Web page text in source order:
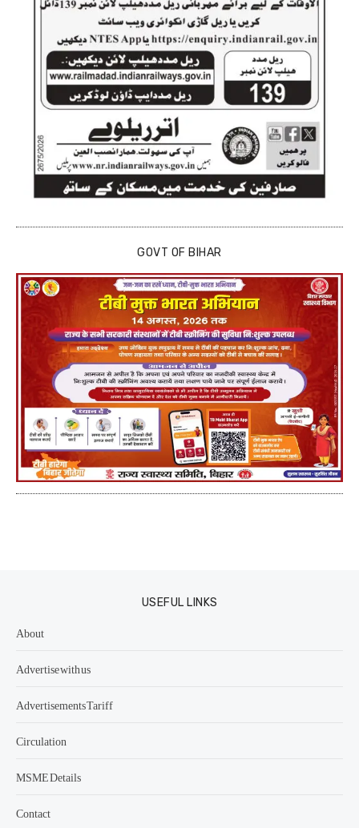
GOVT OF BIHAR
USEFUL LINKS
About
Advertise with us
Advertisements Tariff
Circulation
MSME Details
Contact